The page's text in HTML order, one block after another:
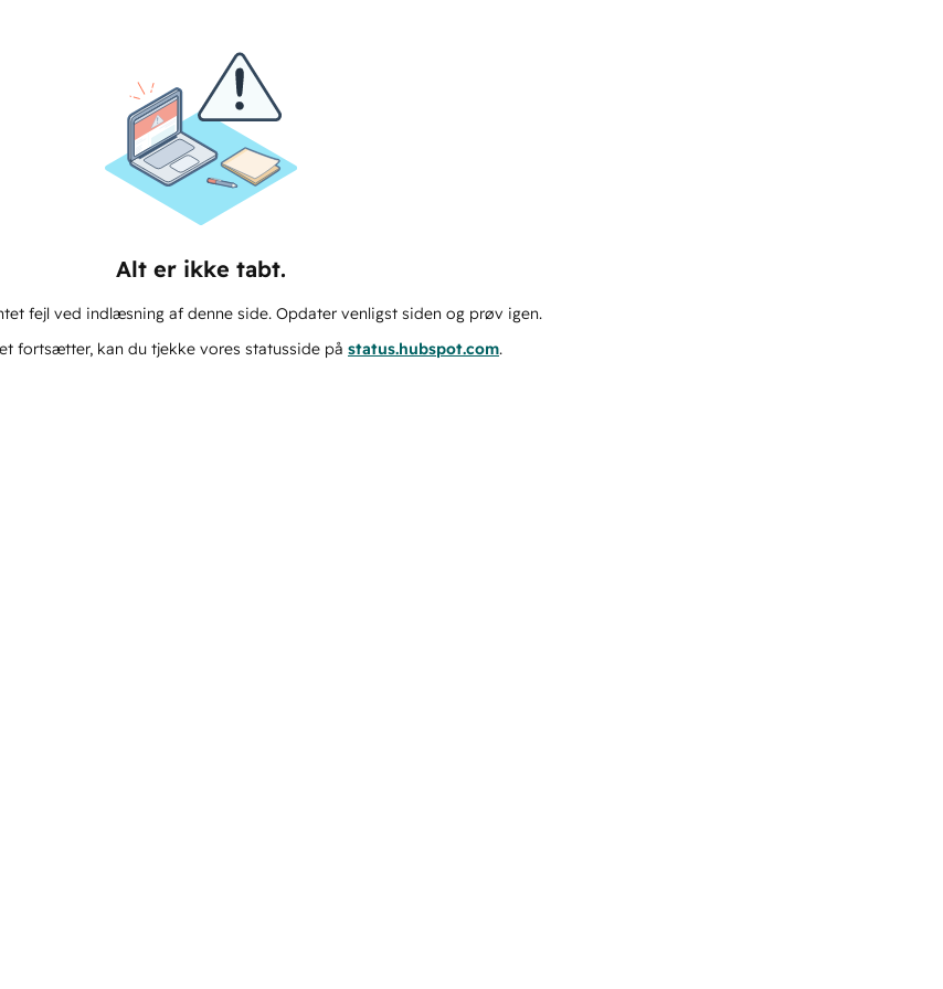
Alt er ikke tabt.
fejl ved indlæsning af denne side. Opdater venligst siden og prøv igen.
fortsætter, kan du tjekke vores statusside på status.hubspot.com.